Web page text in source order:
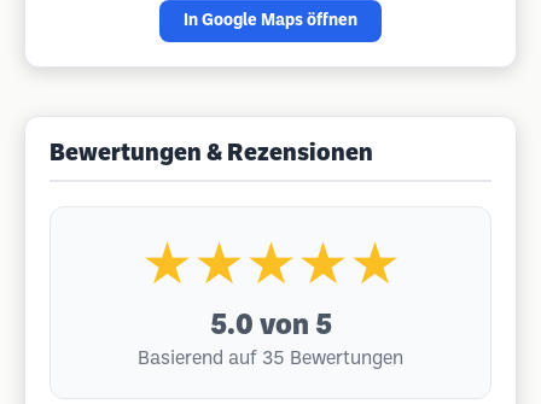
In Google Maps öffnen
Bewertungen & Rezensionen
★★★★★
5.0 von 5
Basierend auf 35 Bewertungen